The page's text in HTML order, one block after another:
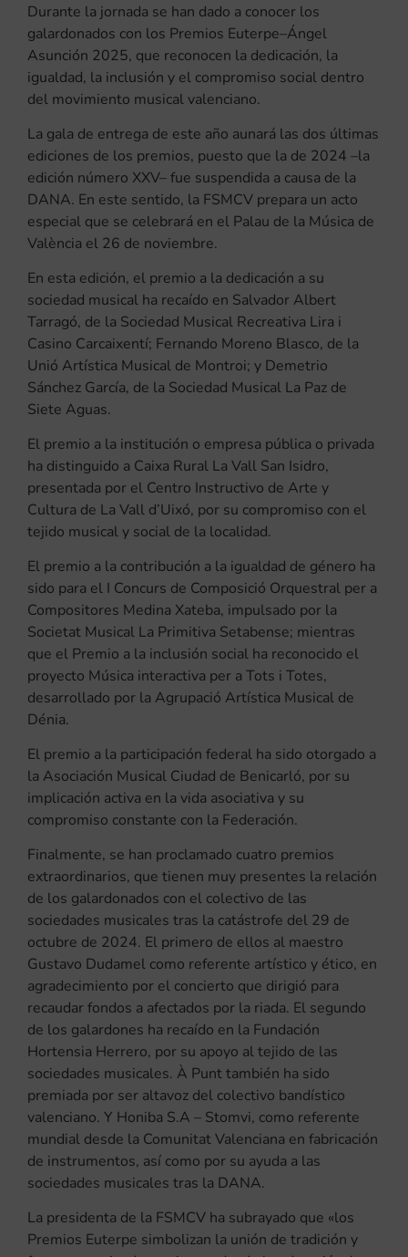
Durante la jornada se han dado a conocer los
galardonados con los Premios Euterpe–Ángel
Asunción 2025, que reconocen la dedicación, la
igualdad, la inclusión y el compromiso social dentro
del movimiento musical valenciano.
La gala de entrega de este año aunará las dos últimas
ediciones de los premios, puesto que la de 2024 –la
edición número XXV– fue suspendida a causa de la
DANA. En este sentido, la FSMCV prepara un acto
especial que se celebrará en el Palau de la Música de
València el 26 de noviembre.
En esta edición, el premio a la dedicación a su
sociedad musical ha recaído en Salvador Albert
Tarragó, de la Sociedad Musical Recreativa Lira i
Casino Carcaixentí; Fernando Moreno Blasco, de la
Unió Artística Musical de Montroi; y Demetrio
Sánchez García, de la Sociedad Musical La Paz de
Siete Aguas.
El premio a la institución o empresa pública o privada
ha distinguido a Caixa Rural La Vall San Isidro,
presentada por el Centro Instructivo de Arte y
Cultura de La Vall d’Uixó, por su compromiso con el
tejido musical y social de la localidad.
El premio a la contribución a la igualdad de género ha
sido para el I Concurs de Composició Orquestral per a
Compositores Medina Xateba, impulsado por la
Societat Musical La Primitiva Setabense; mientras
que el Premio a la inclusión social ha reconocido el
proyecto Música interactiva per a Tots i Totes,
desarrollado por la Agrupació Artística Musical de
Dénia.
El premio a la participación federal ha sido otorgado a
la Asociación Musical Ciudad de Benicarló, por su
implicación activa en la vida asociativa y su
compromiso constante con la Federación.
Finalmente, se han proclamado cuatro premios
extraordinarios, que tienen muy presentes la relación
de los galardonados con el colectivo de las
sociedades musicales tras la catástrofe del 29 de
octubre de 2024. El primero de ellos al maestro
Gustavo Dudamel como referente artístico y ético, en
agradecimiento por el concierto que dirigió para
recaudar fondos a afectados por la riada. El segundo
de los galardones ha recaído en la Fundación
Hortensia Herrero, por su apoyo al tejido de las
sociedades musicales. À Punt también ha sido
premiada por ser altavoz del colectivo bandístico
valenciano. Y Honiba S.A – Stomvi, como referente
mundial desde la Comunitat Valenciana en fabricación
de instrumentos, así como por su ayuda a las
sociedades musicales tras la DANA.
La presidenta de la FSMCV ha subrayado que «los
Premios Euterpe simbolizan la unión de tradición y